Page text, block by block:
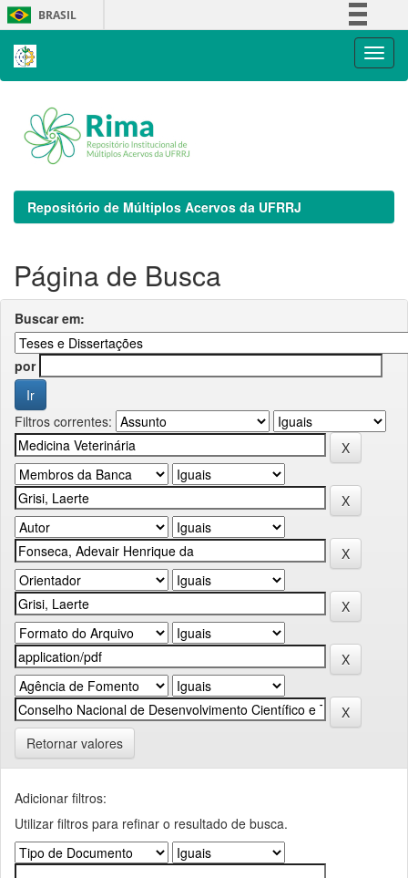
Skip
navigation
BRASIL
Repositório de Múltiplos Acervos da UFRRJ
Página de Busca
Buscar em:
por
Filtros correntes:
Retornar valores
Adicionar filtros:
Utilizar filtros para refinar o resultado de busca.